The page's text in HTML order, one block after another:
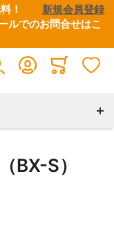
料！ 新規会員登録
ルでのお問合せはこ
BX-S）